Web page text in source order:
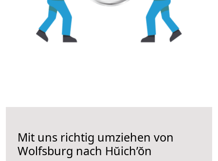
Mit uns richtig umziehen von
Wolfsburg nach Hŭich’ŏn